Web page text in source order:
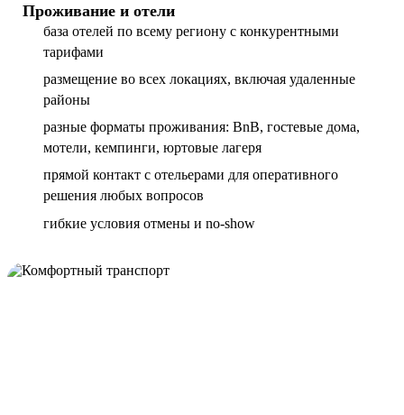
Проживание и отели
база отелей по всему региону с конкурентными
тарифами
размещение во всех локациях, включая удаленные
районы
разные форматы проживания: BnB, гостевые дома,
мотели, кемпинги, юртовые лагеря
прямой контакт с отельерами для оперативного
решения любых вопросов
гибкие условия отмены и no-show